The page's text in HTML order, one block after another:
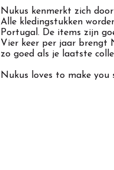
Nukus kenmerkt zich
Alle kledingstukken
Portugal. De items zijn
Vier keer per jaar brengt
zo goed als je laatste
Nukus loves to make you